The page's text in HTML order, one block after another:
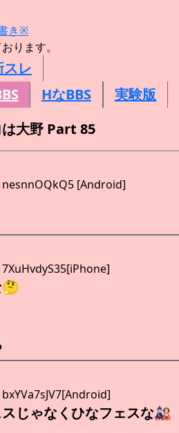
き※
ります。
スレ
HなBBS
実験版
大野 Part 85
nesnnOQkQ5 [Android]
🤔
じゃなくひなフェスな🎎